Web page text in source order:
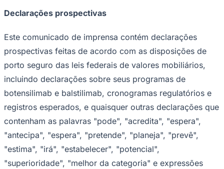
Declarações prospectivas
Este comunicado de imprensa contém declarações
prospectivas feitas de acordo com as disposições de
porto seguro das leis federais de valores mobiliários,
incluindo declarações sobre seus programas de
botensilimab e balstilimab, cronogramas regulatórios e
registros esperados, e quaisquer outras declarações que
contenham as palavras "pode", "acredita", "espera",
"antecipa", "espera", "pretende", "planeja", "prevê",
"estima", "irá", "estabelecer", "potencial",
"superioridade", "melhor da categoria" e expressões